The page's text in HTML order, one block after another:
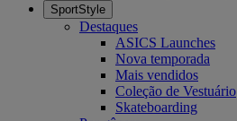
SportStyle
Destaques
ASICS Launches
Nova temporada
Mais vendidos
Coleção de Vestuário
Skateboarding